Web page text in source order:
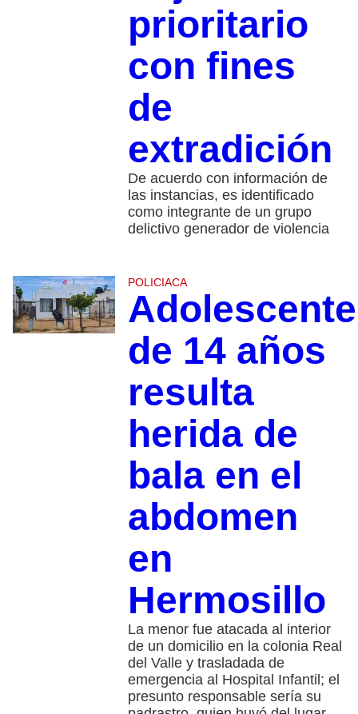
prioritario
con fines
de
extradición
De acuerdo con información de
las instancias, es identificado
como integrante de un grupo
delictivo generador de violencia
POLICIACA
Adolescente
de 14 años
resulta
herida de
bala en el
abdomen
en
Hermosillo
La menor fue atacada al interior
de un domicilio en la colonia Real
del Valle y trasladada de
emergencia al Hospital Infantil; el
presunto responsable sería su